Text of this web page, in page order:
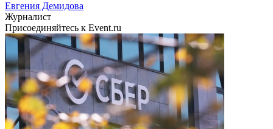
Евгения Демидова
Журналист
Присоединяйтесь к Event.ru